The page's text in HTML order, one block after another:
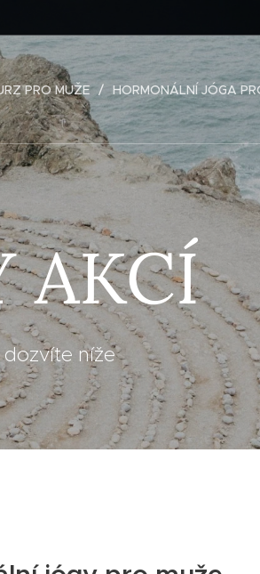
PRO MUŽE HORMONÁLNÍ JÓGA
AKCÍ
níže